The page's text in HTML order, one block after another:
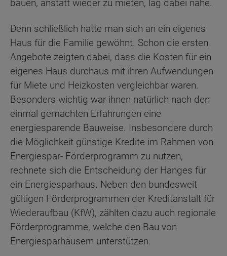
bauen, anstatt wieder zu mieten, lag dabei nahe.
Denn schließlich hatte man sich an ein eigenes
Haus für die Familie gewöhnt. Schon die ersten
Angebote zeigten dabei, dass die Kosten für ein
eigenes Haus durchaus mit ihren Aufwendungen
für Miete und Heizkosten vergleichbar waren.
Besonders wichtig war ihnen natürlich nach den
einmal gemachten Erfahrungen eine
energiesparende Bauweise. Insbesondere durch
die Möglichkeit günstige Kredite im Rahmen von
Energiespar- Förderprogramm zu nutzen,
rechnete sich die Entscheidung der Hanges für
ein Energiesparhaus. Neben den bundesweit
gültigen Förderprogrammen der Kreditanstalt für
Wiederaufbau (KfW), zählten dazu auch regionale
Förderprogramme, welche den Bau von
Energiesparhäusern unterstützen.